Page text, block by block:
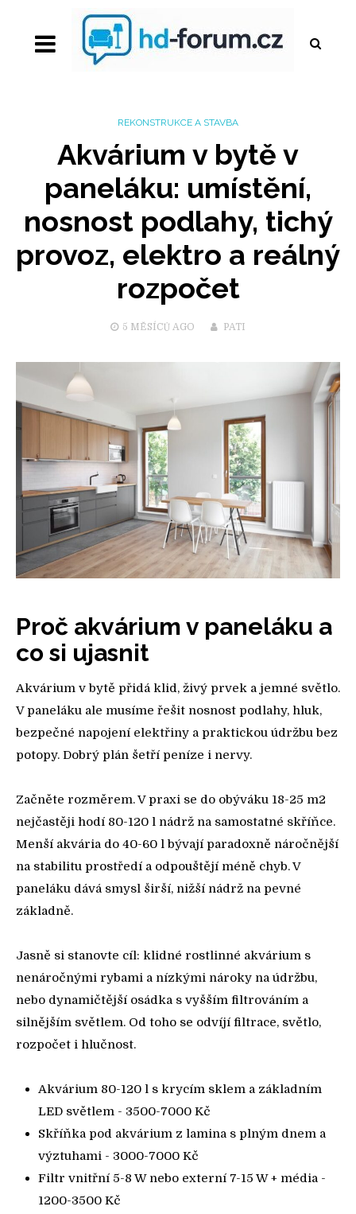
REKONSTRUKCE A STAVBA
Akvárium v bytě v
paneláku: umístění,
nosnost podlahy, tichý
provoz, elektro a reálný
rozpočet
5 MĚSÍCŮ AGO PATI
Proč akvárium v paneláku a
co si ujasnit
Akvárium v bytě přidá klid, živý prvek a jemné světlo.
V paneláku ale musíme řešit nosnost podlahy, hluk,
bezpečné napojení elektřiny a praktickou údržbu bez
potopy. Dobrý plán šetří peníze i nervy.
Začněte rozměrem. V praxi se do obýváku 18-25 m2
nejčastěji hodí 80-120 l nádrž na samostatné skříňce.
Menší akvária do 40-60 l bývají paradoxně náročnější
na stabilitu prostředí a odpouštějí méně chyb. V
paneláku dává smysl širší, nižší nádrž na pevné
základně.
Jasně si stanovte cíl: klidné rostlinné akvárium s
nenáročnými rybami a nízkými nároky na údržbu,
nebo dynamičtější osádka s vyšším filtrováním a
silnějším světlem. Od toho se odvíjí filtrace, světlo,
rozpočet i hlučnost.
Akvárium 80-120 l s krycím sklem a základním
LED světlem - 3500-7000 Kč
Skříňka pod akvárium z lamina s plným dnem a
výztuhami - 3000-7000 Kč
Filtr vnitřní 5-8 W nebo externí 7-15 W + média -
1200-3500 Kč